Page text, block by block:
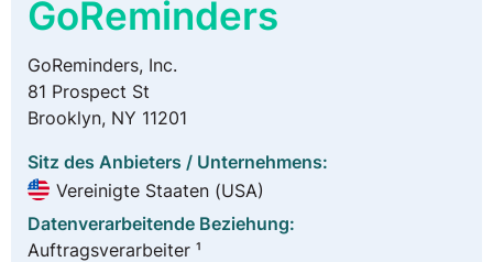
GoReminders
GoReminders, Inc.
81 Prospect St
Brooklyn, NY 11201
Sitz des Anbieters / Unternehmens:
Vereinigte Staaten (USA)
Datenverarbeitende Beziehung:
Auftragsverarbeiter ¹